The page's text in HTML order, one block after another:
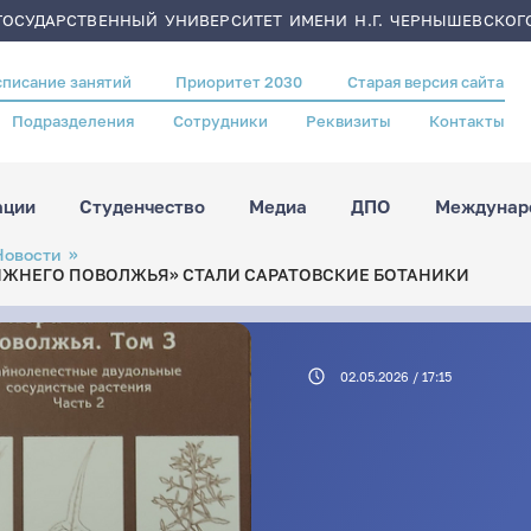
УНИВЕРСИТЕТ ИМЕНИ Н.Г.
занятий Приоритет 2030 Старая версия сайта
Подразделения Сотрудники Реквизиты Контакты
Студенчество Медиа ДПО
ПОВОЛЖЬЯ» СТАЛИ САРАТОВСКИЕ БОТАНИКИ
02.05.2026 / 17:15